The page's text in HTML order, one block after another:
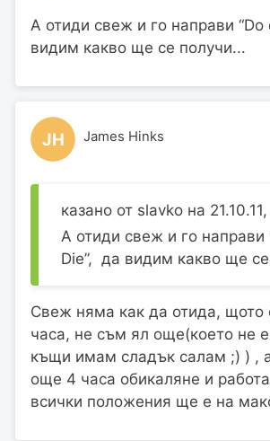
А отиди свеж и го направи “Do
видим какво ще се получи...
JH James Hinks
казано от slavko на
А отиди свеж и го направи
Die”, да видим какво ще
Свеж няма как да отида, щото
часа, не съм ял още(което не
къщи имам сладък салам ;) ) ,
още 4 часа обикаляне и
всички положения ще е на